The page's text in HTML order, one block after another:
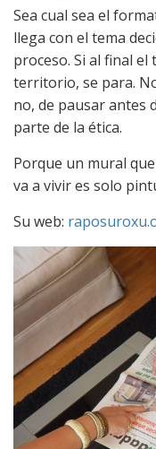
Sea cual sea el
llega con el tema
proceso. Si al final
territorio, se para.
no, de pausar antes
parte de la ética.
Porque un mural
va a vivir es solo
Su web: